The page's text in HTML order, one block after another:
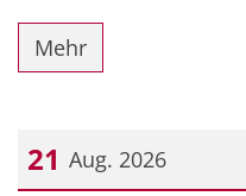
Mehr
21 Aug. 2026